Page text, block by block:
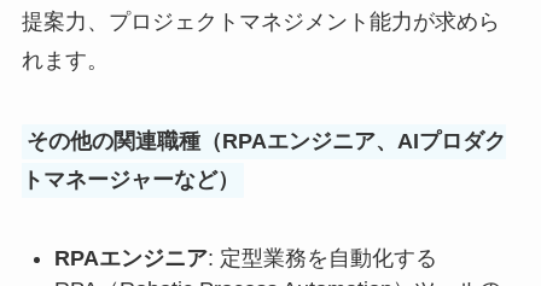
提案力、プロジェクトマネジメント能力が求めら
れます。
その他の関連職種（RPAエンジニア、AIプロダク
トマネージャーなど）
RPAエンジニア: 定型業務を自動化する